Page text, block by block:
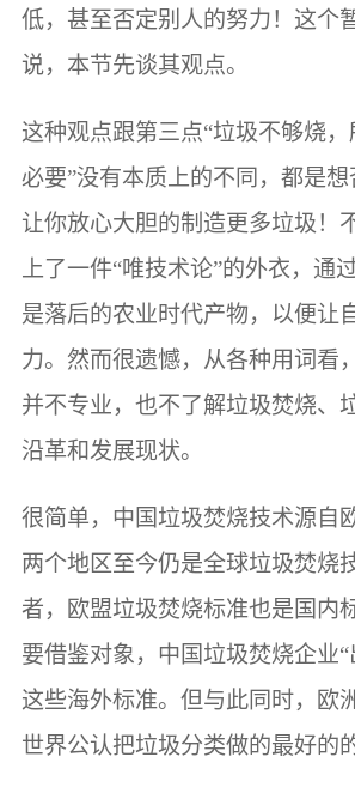
低，甚至否定别人的努力！这个
说，本节先谈其观点。
这种观点跟第三点“垃圾不够烧
必要”没有本质上的不同，都是想
让你放心大胆的制造更多垃圾！
上了一件“唯技术论”的外衣，通
是落后的农业时代产物，以便让
力。然而很遗憾，从各种用词看
并不专业，也不了解垃圾焚烧、
沿革和发展现状。
很简单，中国垃圾焚烧技术源自
两个地区至今仍是全球垃圾焚烧
者，欧盟垃圾焚烧标准也是国内
要借鉴对象，中国垃圾焚烧企业“
这些海外标准。但与此同时，欧
世界公认把垃圾分类做的最好的